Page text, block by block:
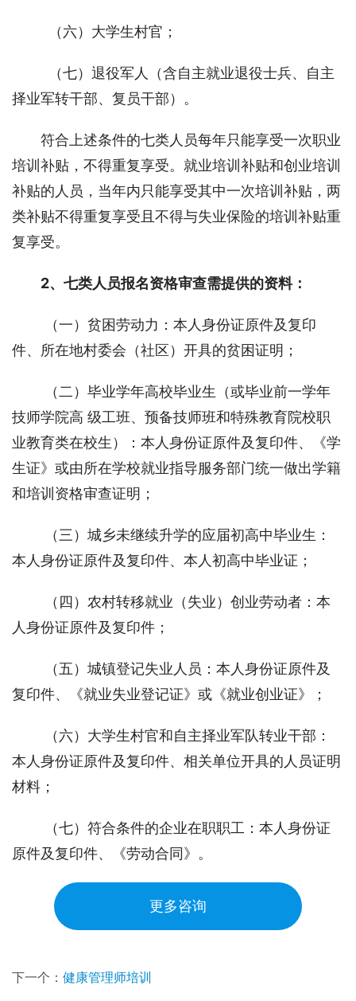
（六）大学生村官；
（七）退役军人（含自主就业退役士兵、自主
择业军转干部、复员干部）。
符合上述条件的七类人员每年只能享受一次职业
培训补贴，不得重复享受。就业培训补贴和创业培训
补贴的人员，当年内只能享受其中一次培训补贴，两
类补贴不得重复享受且不得与失业保险的培训补贴重
复享受。
2、七类人员报名资格审查需提供的资料：
件、所在地村委会（社区）开具的贫困证明；
技师学院高 级工班、预备技师班和特殊教育院校职
业教育类在校生）：本人身份证原件及复印件、《学
生证》或由所在学校就业指导服务部门统一做出学籍
和培训资格审查证明；
本人身份证原件及复印件、本人初高中毕业证；
人身份证原件及复印件；
复印件、《就业失业登记证》或《就业创业证》；
本人身份证原件及复印件、相关单位开具的人员证明
材料；
原件及复印件、《劳动合同》。
更多咨询
下一个： 健康管理师培训